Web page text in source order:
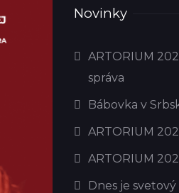
Novinky
ARTORIUM
správa
Bábovka v
ARTORIUM
ARTORIUM
Dnes je